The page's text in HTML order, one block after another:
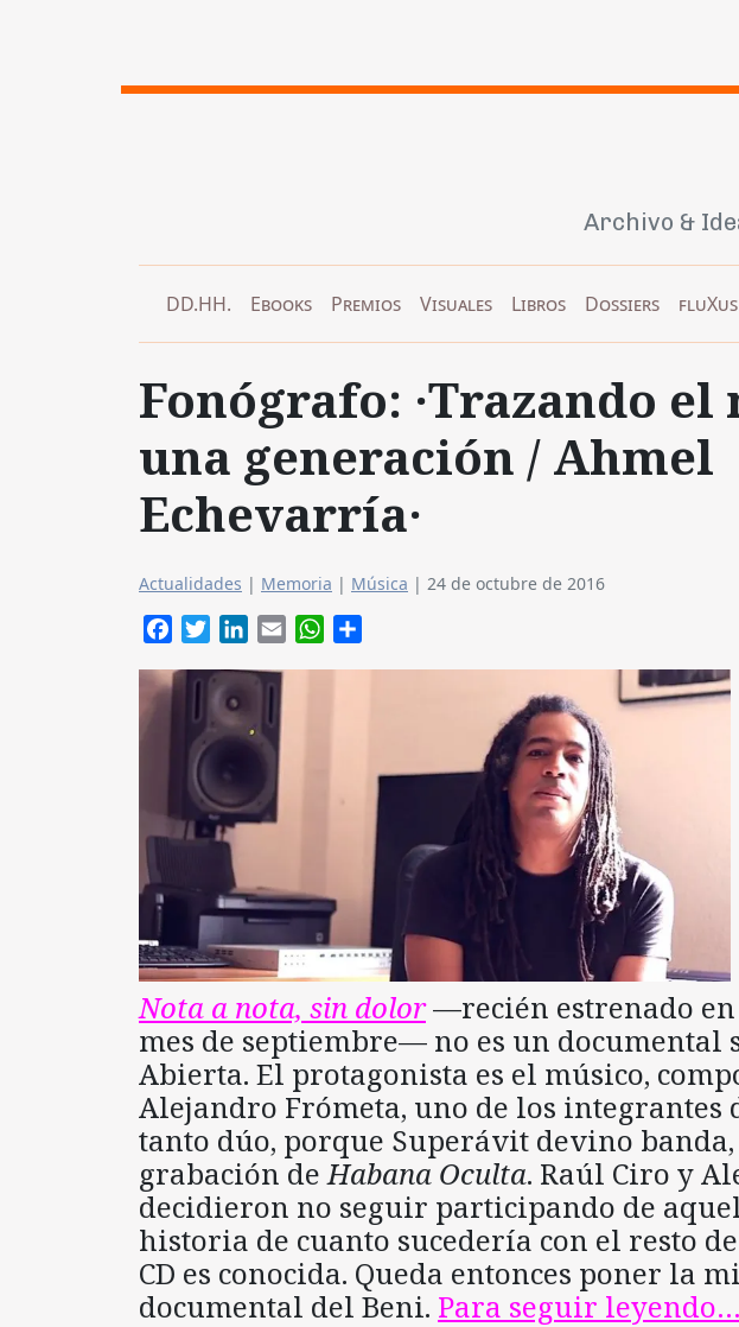
Archivo &
DD.HH. Ebooks Premios Visuales Libros Dossiers fluXus
Fonógrafo: ·Trazando el
una generación / Ahmel
Echevarría·
Actualidades | Memoria | Música | 24 de octubre de 2016
FacebookTwitterLinkedIn
Email WhatsApp
Nota a nota, sin dolor—recién estrenado en
mes de septiembre— no es un documental
Abierta. El protagonista es el músico,
Alejandro Frómeta, uno de los integrantes
tanto dúo, porque Superávit devino
grabación de Habana Oculta. Raúl Ciro y
decidieron no seguir participando de
historia de cuanto sucedería con el resto
CD es conocida. Queda entonces poner la
documental del Beni. Para seguir leyendo…